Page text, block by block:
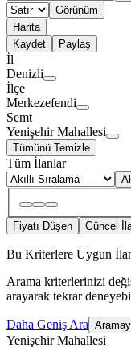
Görünüm
Harita
Kaydet
Paylaş
İl
Denizli
İlçe
Merkezefendi
Semt
Yenişehir Mahallesi
Tümünü Temizle
Tüm İlanlar
Fiyatı Düşen Güncel
Bu Kriterlere Uygun
Arama kriterlerinizi
arayarak tekrar
Daha Geniş Ara
Yenişehir Mahallesi